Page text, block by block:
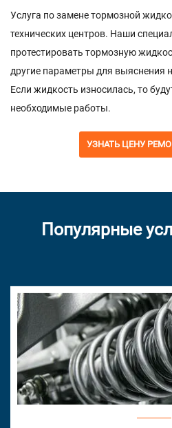
Услуга по замене тормозной
технических центров. Наши
протестировать тормозную
другие параметры для выяснения
Если жидкость износилась, то
необходимые работы.
УЗНАТЬ ЦЕНУ
Популярные